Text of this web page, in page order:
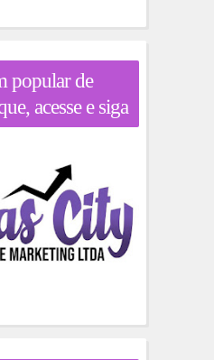
popular de
acesse e siga